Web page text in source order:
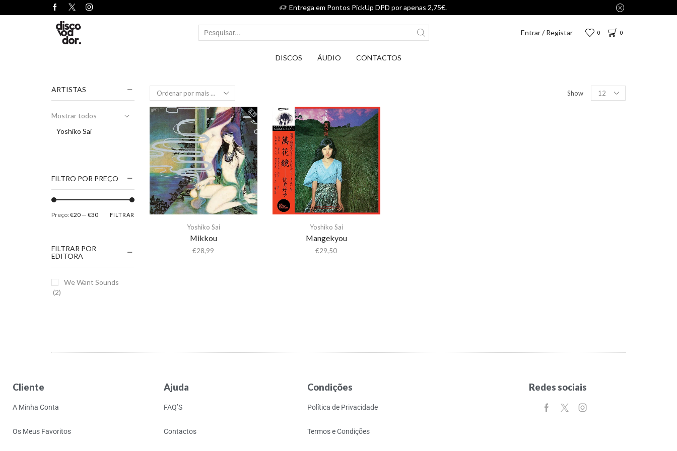
Entrega em Pontos PickUp DPD por apenas 2,75€.
Entrar / Registar 0 0
DISCOS ÁUDIO CONTACTOS
Show
Yoshiko Sai
Mikkou
€28,99
Yoshiko Sai
Mangekyou
€29,50
ARTISTAS
Mostrar todos
Yoshiko Sai
FILTRO POR PREÇO
FILTRAR
Preço:€20 — €30
FILTRAR POR
EDITORA
We Want Sounds
(2)
Cliente
A Minha Conta
Os Meus Favoritos
Ajuda
FAQ’S
Contactos
Condições
Política de Privacidade
Termos e Condições
Redes sociais